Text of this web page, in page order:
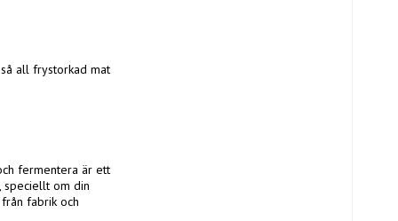
all frystorkad mat
fermentera är ett
speciellt om din
fabrik och